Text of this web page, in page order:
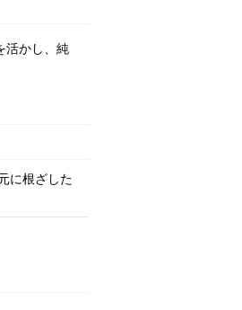
活かし、純
に根ざした